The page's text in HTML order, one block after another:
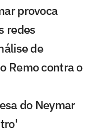
provoca
redes
de
Remo contra o
do Neymar